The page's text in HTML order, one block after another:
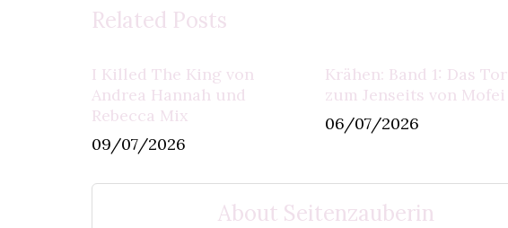
Related Posts
I Killed The King von
Andrea Hannah und
Rebecca Mix
09/07/2026
Krähen: Band 1: Das Tor
zum Jenseits von Mofei
06/07/2026
About Seitenzauberin